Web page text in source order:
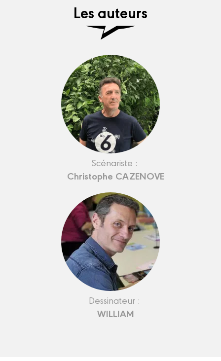
Les auteurs
Scénariste :
Christophe CAZENOVE
Dessinateur :
WILLIAM